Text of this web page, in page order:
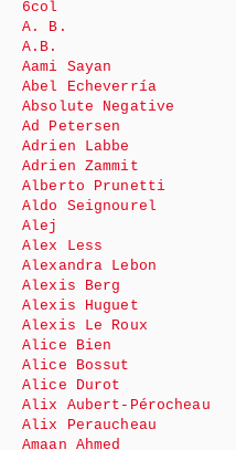
6col
A. B.
A.B.
Aami Sayan
Abel Echeverría
Absolute Negative
Ad Petersen
Adrien Labbe
Adrien Zammit
Alberto Prunetti
Aldo Seignourel
Alej
Alex Less
Alexandra Lebon
Alexis Berg
Alexis Huguet
Alexis Le Roux
Alice Bien
Alice Bossut
Alice Durot
Alix Aubert-Pérocheau
Alix Peraucheau
Amaan Ahmed